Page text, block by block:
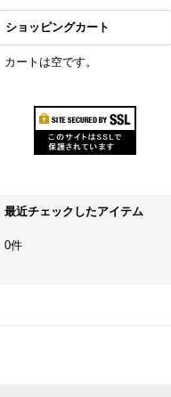
ショッピングカート
カートは空です。
最近チェックしたアイテム
0件